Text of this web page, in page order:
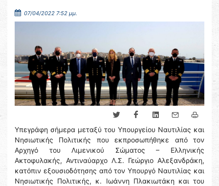
07/04/2022 7:52 μμ.
Υπεγράφη σήμερα μεταξύ του Υπουργείου Ναυτιλίας και
Νησιωτικής Πολιτικής που εκπροσωπήθηκε από τον
Αρχηγό του Λιμενικού Σώματος – Ελληνικής
Ακτοφυλακής, Αντιναύαρχο Λ.Σ. Γεώργιο Αλεξανδράκη,
κατόπιν εξουσιοδότησης από τον Υπουργό Ναυτιλίας και
Νησιωτικής Πολιτικής, κ. Ιωάννη Πλακιωτάκη και του